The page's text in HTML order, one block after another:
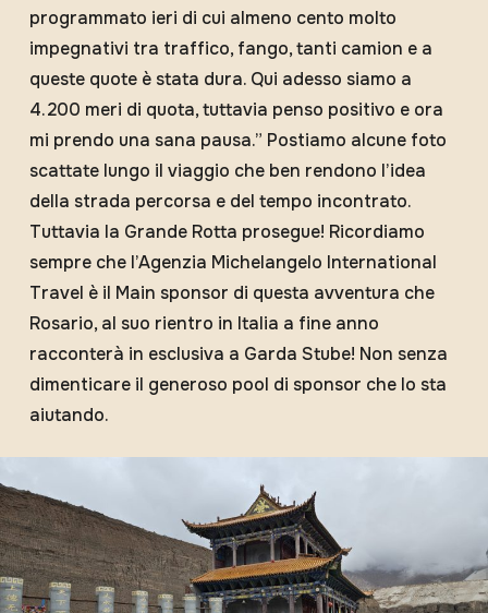
programmato ieri di cui almeno cento molto
impegnativi tra traffico, fango, tanti camion e a
queste quote è stata dura. Qui adesso siamo a
4.200 meri di quota, tuttavia penso positivo e ora
mi prendo una sana pausa.” Postiamo alcune foto
scattate lungo il viaggio che ben rendono l’idea
della strada percorsa e del tempo incontrato.
Tuttavia la Grande Rotta prosegue! Ricordiamo
sempre che l’Agenzia Michelangelo International
Travel è il Main sponsor di questa avventura che
Rosario, al suo rientro in Italia a fine anno
racconterà in esclusiva a Garda Stube! Non senza
dimenticare il generoso pool di sponsor che lo sta
aiutando.